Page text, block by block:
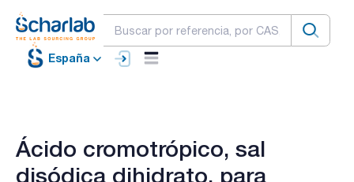
España
Ácido cromotrópico, sal
disódica dihidrato, para